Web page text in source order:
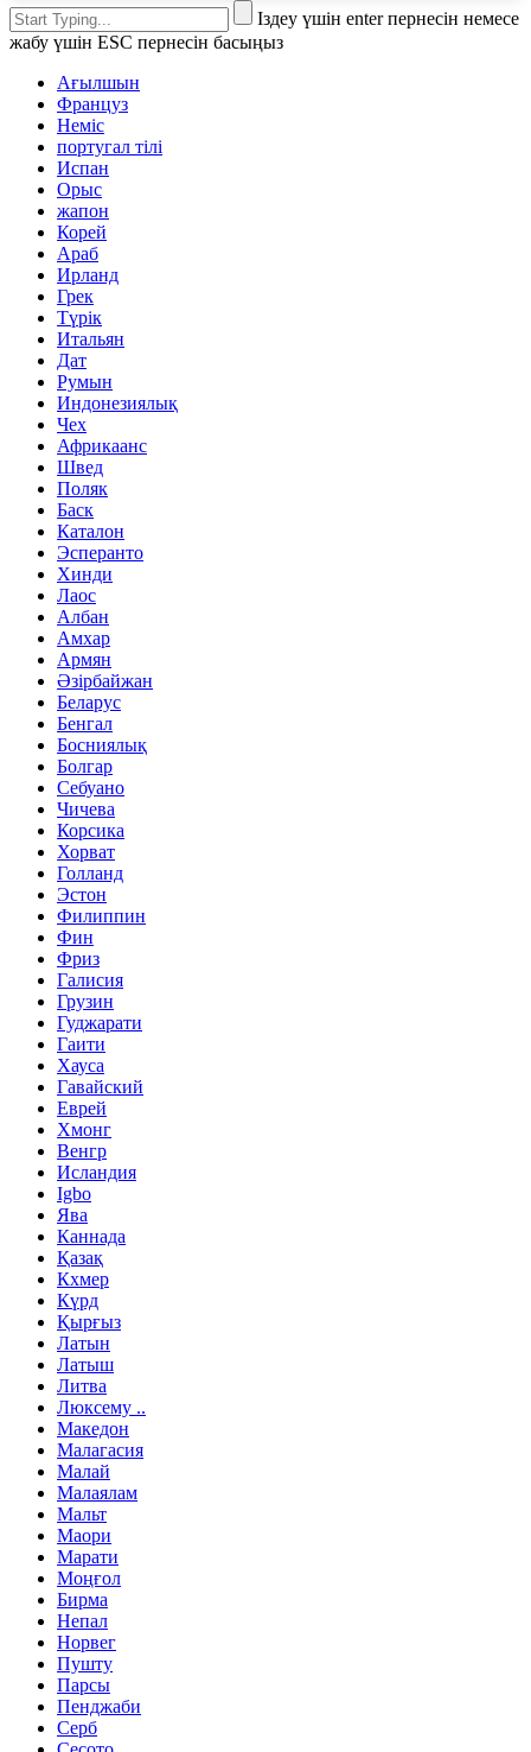
Іздеу үшін enter пернесін немесе
жабу үшін ESC пернесін басыңыз
Ағылшын
Француз
Неміс
португал тілі
Испан
Орыс
жапон
Корей
Араб
Ирланд
Грек
Түрік
Итальян
Дат
Румын
Индонезиялық
Чех
Африкаанс
Швед
Поляк
Баск
Каталон
Эсперанто
Хинди
Лаос
Албан
Амхар
Армян
Әзірбайжан
Беларус
Бенгал
Босниялық
Болгар
Себуано
Чичева
Корсика
Хорват
Голланд
Эстон
Филиппин
Фин
Фриз
Галисия
Грузин
Гуджарати
Гаити
Хауса
Гавайский
Еврей
Хмонг
Венгр
Исландия
Igbo
Ява
Каннада
Қазақ
Кхмер
Күрд
Қырғыз
Латын
Латыш
Литва
Люксему ..
Македон
Малагасия
Малай
Малаялам
Мальт
Маори
Марати
Моңғол
Бирма
Непал
Норвег
Пушту
Парсы
Пенджаби
Серб